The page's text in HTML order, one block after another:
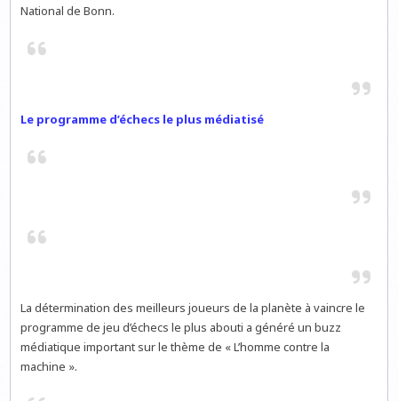
National de Bonn.
Le programme d’échecs le plus médiatisé
La détermination des meilleurs joueurs de la planète à vaincre le
programme de jeu d’échecs le plus abouti a généré un buzz
médiatique important sur le thème de « L’homme contre la
machine ».